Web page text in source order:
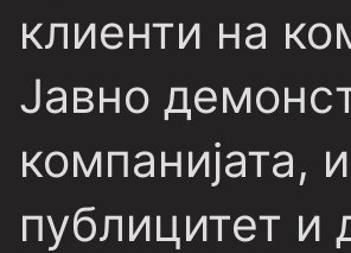
клиенти на
Јавно
компанијата,
публицитет и